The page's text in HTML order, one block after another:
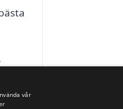
vår